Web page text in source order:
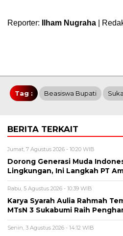
Reporter: Ilham Nugraha |
Tag : Beasiswa Bupati
BERITA TERKAIT
Jumat, 7 Agustus 2026 - 10:20 WIB
Dorong Generasi Muda
Lingkungan, Ini Langkah PT
Rabu, 5 Agustus 2026 - 10:39 WIB
Karya Syarah Aulia Rahmah
MTsN 3 Sukabumi Raih
Senin, 3 Agustus 2026 - 14:12 WIB